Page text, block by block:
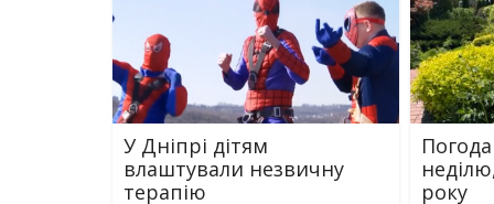
У Дніпрі дітям
влаштували незвичну
терапію
року